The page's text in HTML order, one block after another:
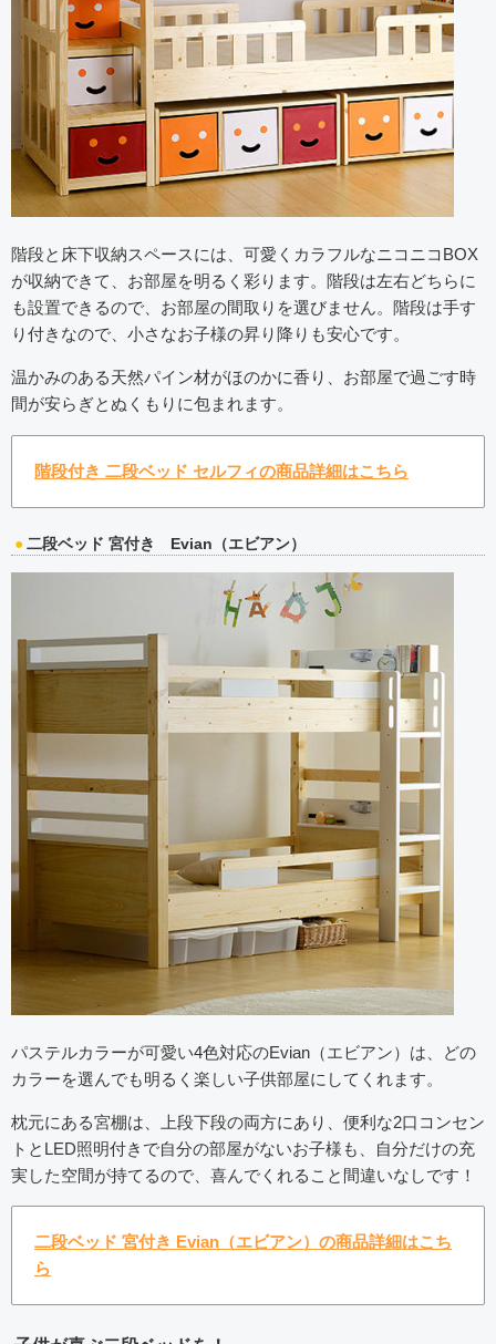
階段と床下収納スペースには、可愛くカラフルなニコニコBOX
が収納できて、お部屋を明るく彩ります。階段は左右どちらに
も設置できるので、お部屋の間取りを選びません。階段は手す
り付きなので、小さなお子様の昇り降りも安心です。
温かみのある天然パイン材がほのかに香り、お部屋で過ごす時
間が安らぎとぬくもりに包まれます。
階段付き 二段ベッド セルフィの商品詳細はこちら
二段ベッド 宮付き Evian（エビアン）
パステルカラーが可愛い4色対応のEvian（エビアン）は、どの
カラーを選んでも明るく楽しい子供部屋にしてくれます。
枕元にある宮棚は、上段下段の両方にあり、便利な2口コンセン
トとLED照明付きで自分の部屋がないお子様も、自分だけの充
実した空間が持てるので、喜んでくれること間違いなしです！
二段ベッド 宮付き Evian（エビアン）の商品詳細はこち
ら